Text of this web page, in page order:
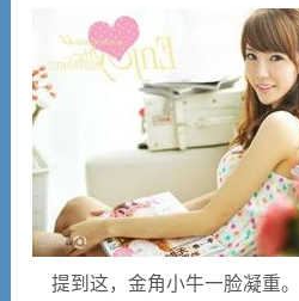
提到这，金角小牛一脸凝重。